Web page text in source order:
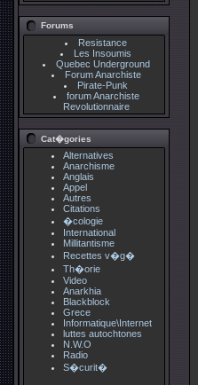
Forums
Resistance
Les Insoumis
Quebec Underground
Forum Anarchiste
Pirate-Punk
forum Anarchiste
Revolutionnaire
Cat�gories
Alternatives
Anarchisme
Anglais
Appel
Autres
Citations
�cologie
International
Millitantisme
Recettes v�g�
Th�orie
Video
Anarkhia
Blackblock
Grece
Informatique\Internet
luttes autochtones
N.W.O
Radio
S�curit�